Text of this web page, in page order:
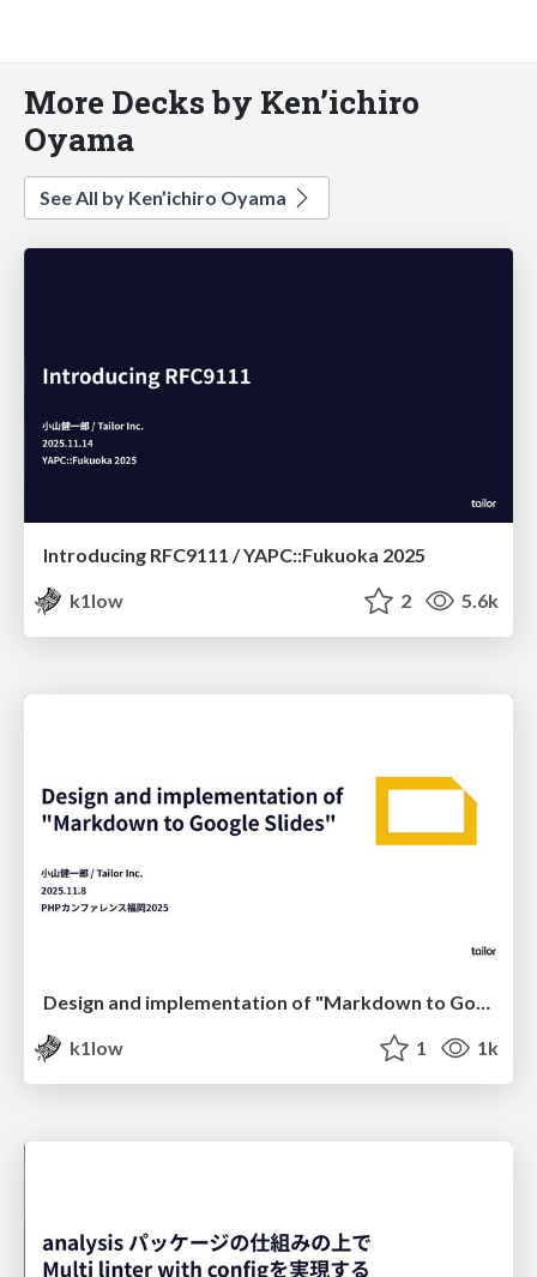
More Decks by Ken’ichiro
Oyama
See All by Ken’ichiro Oyama
Introducing RFC9111 / YAPC::Fukuoka 2025
k1low
2 5.6k
k1low
1 1k